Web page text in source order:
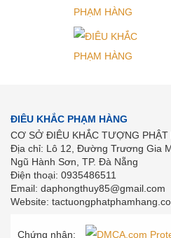
ĐIÊU KHẮC PHẠM HÀNG
CƠ SỞ ĐIÊU KHẮC TƯỢNG PHẬT
Địa chỉ: Lô 12, Đường Trương Gia
Ngũ Hành Sơn, TP. Đà Nẵng
Điện thoại: 0935486511
Email: daphongthuy85@gmail.com
Website:
Chứng nhận: